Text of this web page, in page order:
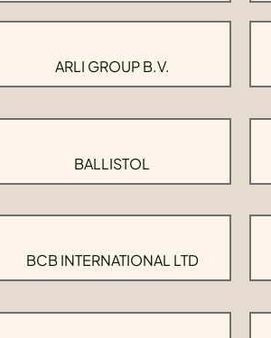
ARLI GROUP B.V.
BALLISTOL
BCB INTERNATIONAL LTD